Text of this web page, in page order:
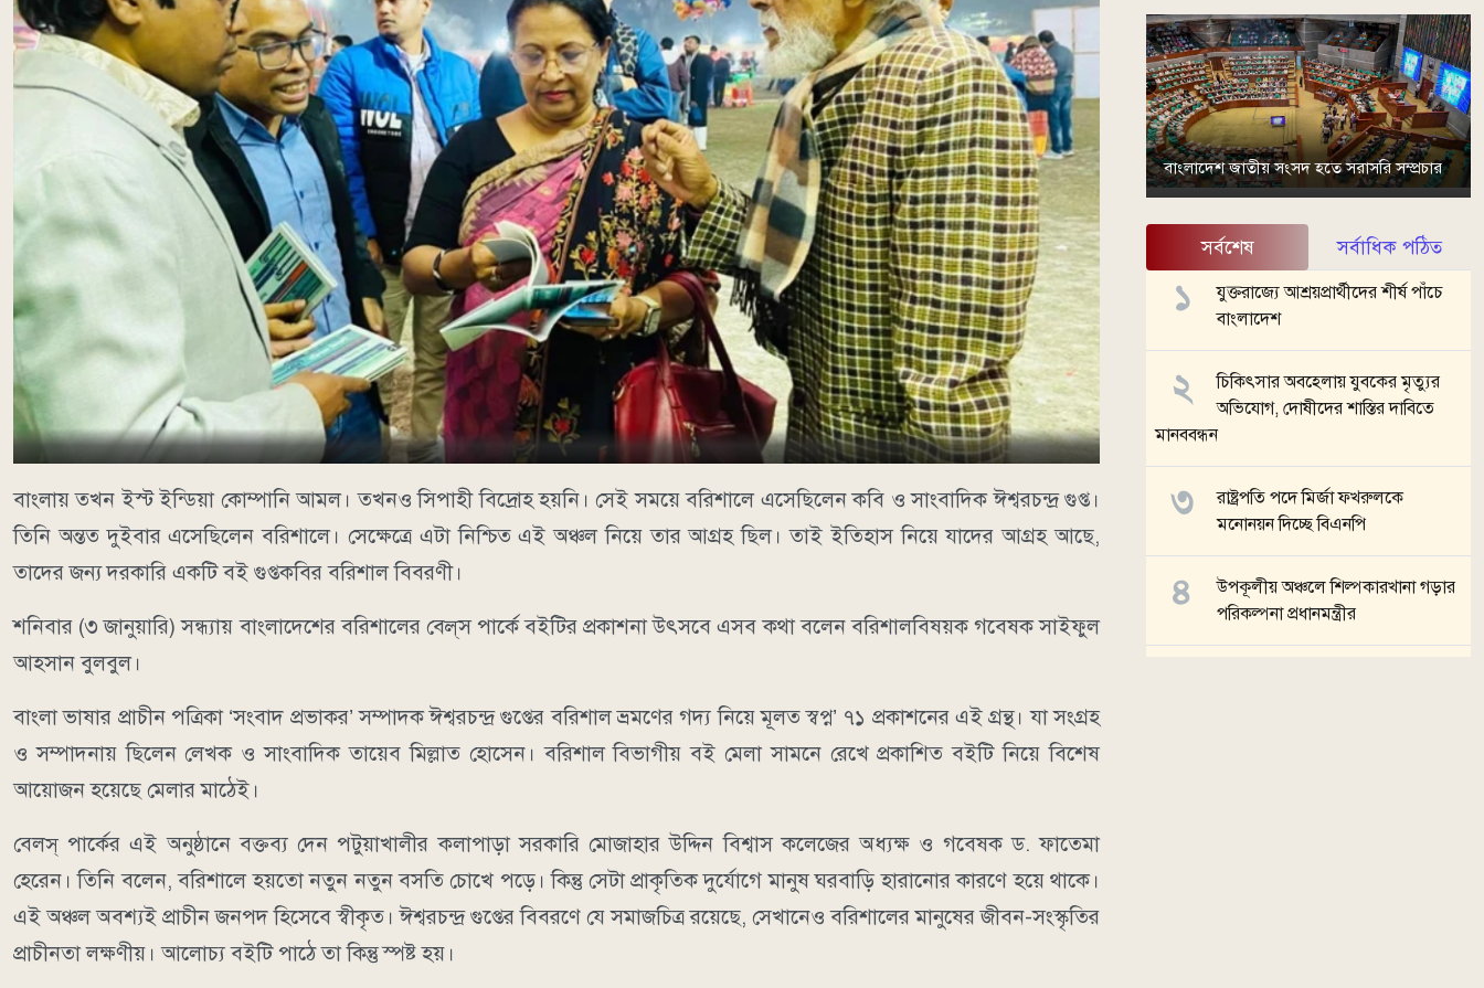
বাংলায় তখন ইস্ট ইন্ডিয়া কোম্পানি আমল। তখনও সিপাহী বিদ্রোহ হয়নি। সেই সময়ে বরিশালে এসেছিলেন কবি ও সাংবাদিক ঈশ্বরচন্দ্র গুপ্ত।
তিনি অন্তত দুইবার এসেছিলেন বরিশালে। সেক্ষেত্রে এটা নিশ্চিত এই অঞ্চল নিয়ে তার আগ্রহ ছিল। তাই ইতিহাস নিয়ে যাদের আগ্রহ আছে,
তাদের জন্য দরকারি একটি বই গুপ্তকবির বরিশাল বিবরণী।
শনিবার (৩ জানুয়ারি) সন্ধ্যায় বাংলাদেশের বরিশালের বেল্‌স পার্কে বইটির প্রকাশনা উৎসবে এসব কথা বলেন বরিশালবিষয়ক গবেষক সাইফুল
আহসান বুলবুল।
বাংলা ভাষার প্রাচীন পত্রিকা ‘সংবাদ প্রভাকর’ সম্পাদক ঈশ্বরচন্দ্র গুপ্তের বরিশাল ভ্রমণের গদ্য নিয়ে মূলত স্বপ্ন’ ৭১ প্রকাশনের এই গ্রন্থ। যা সংগ্রহ
ও সম্পাদনায় ছিলেন লেখক ও সাংবাদিক তায়েব মিল্লাত হোসেন। বরিশাল বিভাগীয় বই মেলা সামনে রেখে প্রকাশিত বইটি নিয়ে বিশেষ
আয়োজন হয়েছে মেলার মাঠেই।
বেলস্ পার্কের এই অনুষ্ঠানে বক্তব্য দেন পটুয়াখালীর কলাপাড়া সরকারি মোজাহার উদ্দিন বিশ্বাস কলেজের অধ্যক্ষ ও গবেষক ড. ফাতেমা
হেরেন। তিনি বলেন, বরিশালে হয়তো নতুন নতুন বসতি চোখে পড়ে। কিন্তু সেটা প্রাকৃতিক দুর্যোগে মানুষ ঘরবাড়ি হারানোর কারণে হয়ে থাকে।
এই অঞ্চল অবশ্যই প্রাচীন জনপদ হিসেবে স্বীকৃত। ঈশ্বরচন্দ্র গুপ্তের বিবরণে যে সমাজচিত্র রয়েছে, সেখানেও বরিশালের মানুষের জীবন-সংস্কৃতির
প্রাচীনতা লক্ষণীয়। আলোচ্য বইটি পাঠে তা কিন্তু স্পষ্ট হয়।
বাংলাদেশ জাতীয় সংসদ হতে সরাসরি সম্প্রচার
সর্বশেষ সর্বাধিক পঠিত
যুক্তরাজ্যে আশ্রয়প্রার্থীদের শীর্ষ পাঁচে
বাংলাদেশ
চিকিৎসার অবহেলায় যুবকের মৃত্যুর
অভিযোগ, দোষীদের শাস্তির দাবিতে
মানববন্ধন
রাষ্ট্রপতি পদে মির্জা ফখরুলকে
মনোনয়ন দিচ্ছে বিএনপি
উপকূলীয় অঞ্চলে শিল্পকারখানা গড়ার
পরিকল্পনা প্রধানমন্ত্রীর